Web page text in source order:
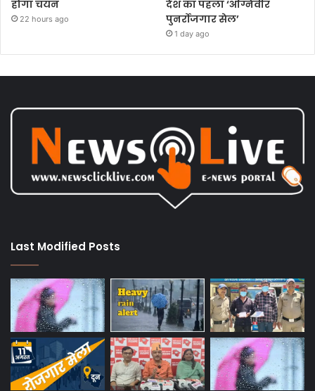
होगा चयन
22 hours ago
देश का पहला ‘अग्निवीर
पुनर्रोजगार सेल’
1 day ago
Last Modified Posts